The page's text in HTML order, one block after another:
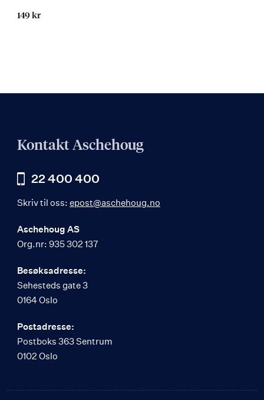
149 kr
Kontakt Aschehoug
22 400 400
Skriv til oss: epost@aschehoug.no
Aschehoug AS
Org.nr: 935 302 137
Besøksadresse:
Sehesteds gate 3
0164 Oslo
Postadresse:
Postboks 363 Sentrum
0102 Oslo